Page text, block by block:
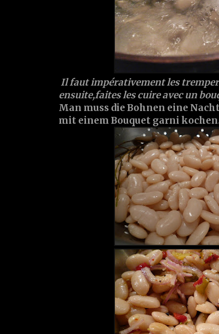
Il faut impérativement les
ensuite,faites les cuire avec un
Man muss die Bohnen eine
mit einem Bouquet garni